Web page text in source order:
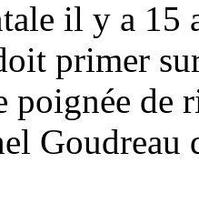
il y a 15
primer
poignée de
Goudreau